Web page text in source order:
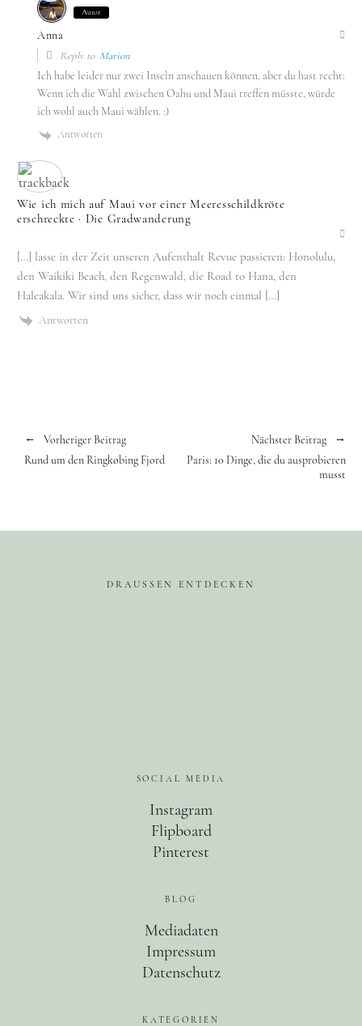
Autor
Anna
Reply to Marion
Ich habe leider nur zwei Inseln anschauen können, aber du hast recht:
Wenn ich die Wahl zwischen Oahu und Maui treffen müsste, würde
ich wohl auch Maui wählen. :)
Antworten
Wie ich mich auf Maui vor einer Meeresschildkröte
erschreckte · Die Gradwanderung
[…] lasse in der Zeit unseren Aufenthalt Revue passieren: Honolulu,
den Waikiki Beach, den Regenwald, die Road to Hana, den
Haleakala. Wir sind uns sicher, dass wir noch einmal […]
Antworten
Vorheriger Beitrag
Rund um den Ringkøbing Fjord
Nächster Beitrag
Paris: 10 Dinge, die du ausprobieren
musst
DRAUSSEN ENTDECKEN
SOCIAL MEDIA
Instagram
Flipboard
Pinterest
BLOG
Mediadaten
Impressum
Datenschutz
KATEGORIEN